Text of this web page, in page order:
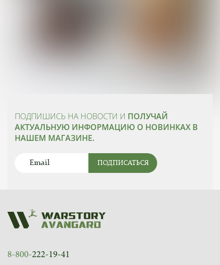
ПОДПИШИСЬ НА НОВОСТИ И ПОЛУЧАЙ
АКТУАЛЬНУЮ ИНФОРМАЦИЮ О НОВИНКАХ В
НАШЕМ МАГАЗИНЕ.
ПОДПИСАТЬСЯ
8-800-222-19-41